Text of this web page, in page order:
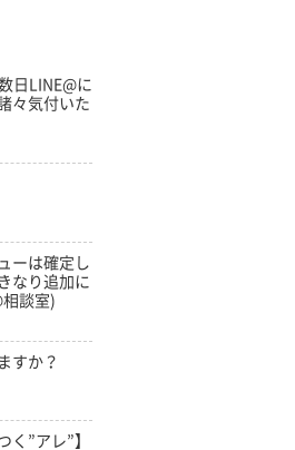
日LINE@に
々気付いた
ーは確定し
なり追加に
相談室)
すか？
く”アレ”】